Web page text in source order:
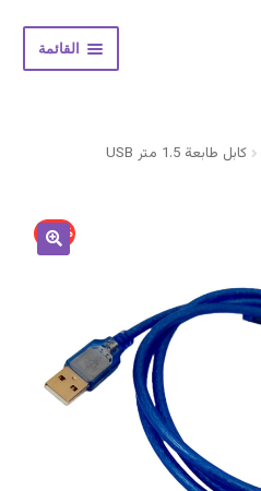
القائمة
menu
كابل طابعة 1.5 متر USB
20% -